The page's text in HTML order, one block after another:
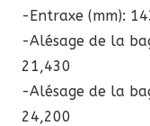
-Entraxe (mm):
-Alésage de la
21,430
-Alésage de la
24,200